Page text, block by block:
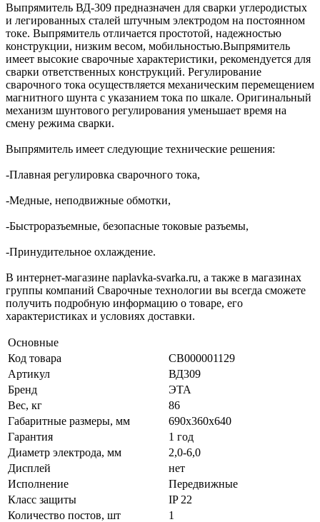
Выпрямитель ВД-309 предназначен для сварки углеродистых
и легированных сталей штучным электродом на постоянном
токе. Выпрямитель отличается простотой, надежностью
конструкции, низким весом, мобильностью.Выпрямитель
имеет высокие сварочные характеристики, рекомендуется для
сварки ответственных конструкций. Регулирование
сварочного тока осуществляется механическим перемещением
магнитного шунта с указанием тока по шкале. Оригинальный
механизм шунтового регулирования уменьшает время на
смену режима сварки.
Выпрямитель имеет следующие технические решения:
-Плавная регулировка сварочного тока,
-Медные, неподвижные обмотки,
-Быстроразъемные, безопасные токовые разъемы,
-Принудительное охлаждение.
В интернет-магазине naplavka-svarka.ru, а также в магазинах
группы компаний Сварочные технологии вы всегда сможете
получить подробную информацию о товаре, его
характеристиках и условиях доставки.
Основные
Код товара
СВ000001129
Артикул
ВД309
Бренд
ЭТА
Вес, кг
86
Габаритные размеры, мм
690х360х640
Гарантия
1 год
Диаметр электрода, мм
2,0-6,0
Дисплей
нет
Исполнение
Передвижные
Класс защиты
IP 22
Количество постов, шт
1